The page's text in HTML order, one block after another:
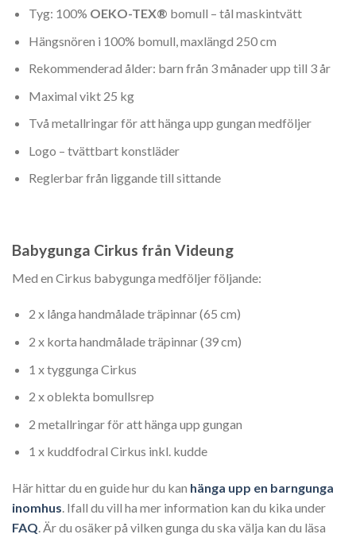
Tyg: 100% OEKO-TEX® bomull – tål maskintvätt
Hängsnören i 100% bomull, maxlängd 250 cm
Rekommenderad ålder: barn från 3 månader upp till 3 år
Maximal vikt 25 kg
Två metallringar för att hänga upp gungan medföljer
Logo – tvättbart konstläder
Reglerbar från liggande till sittande
Babygunga Cirkus från Videung
Med en Cirkus babygunga medföljer följande:
2 x långa handmålade träpinnar (65 cm)
2 x korta handmålade träpinnar (39 cm)
1 x tyggunga Cirkus
2 x oblekta bomullsrep
2 metallringar för att hänga upp gungan
1 x kuddfodral Cirkus inkl. kudde
Här hittar du en guide hur du kan hänga upp en barngunga
inomhus. Ifall du vill ha mer information kan du kika under
FAQ. Är du osäker på vilken gunga du ska välja kan du läsa